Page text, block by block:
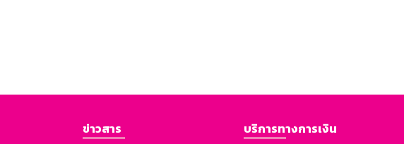
ข่าวสาร
บริการทางการเงิน